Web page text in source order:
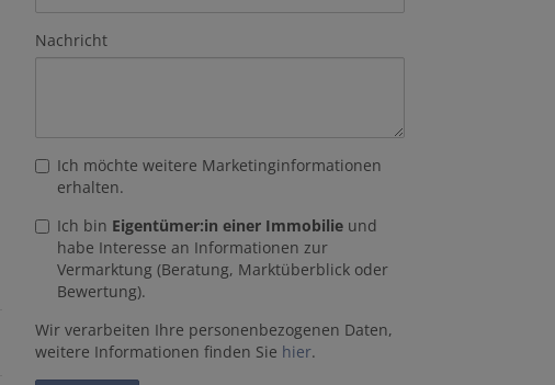
Nachricht
Ich möchte weitere Marketinginformationen
erhalten.
Ich bin Eigentümer:in einer Immobilie und
habe Interesse an Informationen zur
Vermarktung (Beratung, Marktüberblick oder
Bewertung).
Wir verarbeiten Ihre personenbezogenen Daten,
weitere Informationen finden Sie hier.